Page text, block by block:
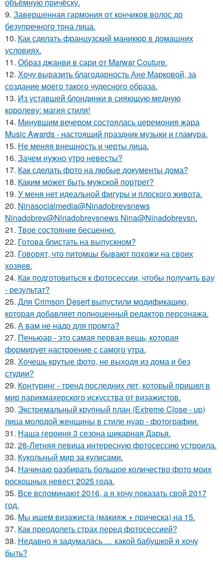
9. Завершенная гармония от кончиков волос до
безупречного тона лица.
10. Как сделать французский маникюр в домашних
условиях.
11. Образ джанви в сари от Marwar Couture.
12. Хочу выразить благодарность Ане Марковой, за
создание моего такого чудесного образа.
13. Из уставшей блондинки в сияющую медную
королеву: магия стиля!
14. Минувшим вечером состоялась церемония жара
Music Awards - настоящий праздник музыки и гламура.
15. Не меняя внешность и черты лица.
16. Зачем нужно утро невесты?
17. Как сделать фото на любые документы дома?
18. Каким может быть мужской портрет?
19. У меня нет идеальной фигуры и плоского живота.
20. Ninasocialmedia@Ninadobrevsnews
Ninadobrev@Ninadobrevsnews Nina@Ninadobrevsn.
21. Твое состояние бесценно.
22. Готова блистать на выпускном?
23. Говорят, что питомцы бывают похожи на своих
хозяев.
24. Как подготовиться к фотосессии, чтобы получить вау
- результат?
25. Для Crimson Desert выпустили модификацию,
которая добавляет полноценный редактор персонажа.
26. А вам не надо для промта?
27. Пеньюар - это самая первая вещь, которая
формирует настроение с самого утра.
28. Хочешь крутые фото, не выходя из дома и без
студии?
29. Контуринг - тренд последних лет, который пришел в
мир парикмахерского искусства от визажистов.
30. Экстремальный крупный план (Extreme Close - up)
лица молодой женщины в стиле нуар - фотографии.
31. Наша героиня 3 сезона шикарная Дарья.
32. 28-Летняя певица интересную фотосессию устроила.
33. Кукольный мир за кулисами.
34. Начинаю разбирать большое количество фото моих
роскошных невест 2025 года.
35. Все вспоминают 2016, а я хочу показать свой 2017
год.
36. Мы ищем визажиста (макияж + прическа) на 15.
37. Как преодолеть страх перед фотосессией?
38. Недавно я задумалась … какой бабушкой я хочу
быть?